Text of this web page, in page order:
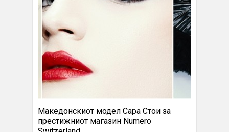
Македонскиот модел Сара Стои за
престижниот магазин Numero